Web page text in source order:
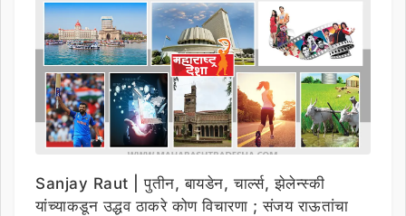
Sanjay Raut | पुतीन, बायडेन, चार्ल्स, झेलेन्स्की
यांच्याकडून उद्धव ठाकरे कोण विचारणा ; संजय राऊतांचा